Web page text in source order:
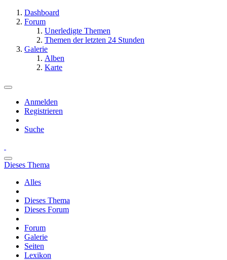
Dashboard
Forum
Unerledigte Themen
Themen der letzten 24 Stunden
Galerie
Alben
Karte
Anmelden
Registrieren
Suche
Dieses Thema
Alles
Dieses Thema
Dieses Forum
Forum
Galerie
Seiten
Lexikon